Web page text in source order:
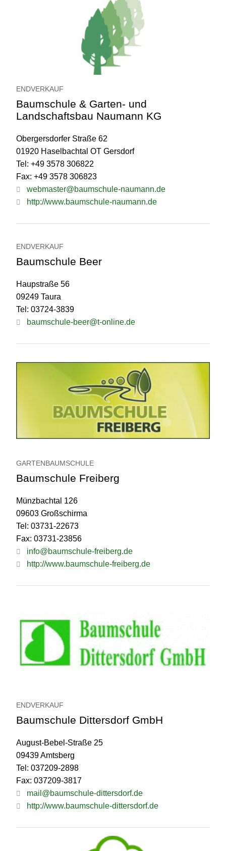
ENDVERKAUF
Baumschule & Garten- und
Landschaftsbau Naumann KG
Obergersdorfer Straße 62
01920 Haselbachtal OT Gersdorf
Tel: +49 3578 306822
Fax: +49 3578 306823
webmaster@baumschule-naumann.de
http://www.baumschule-naumann.de
ENDVERKAUF
Baumschule Beer
Haupstraße 56
09249 Taura
Tel: 03724-3839
baumschule-beer@t-online.de
GARTENBAUMSCHULE
Baumschule Freiberg
Münzbachtal 126
09603 Großschirma
Tel: 03731-22673
Fax: 03731-23856
info@baumschule-freiberg.de
http://www.baumschule-freiberg.de
ENDVERKAUF
Baumschule Dittersdorf GmbH
August-Bebel-Straße 25
09439 Amtsberg
Tel: 037209-2898
Fax: 037209-3817
mail@baumschule-dittersdorf.de
http://www.baumschule-dittersdorf.de